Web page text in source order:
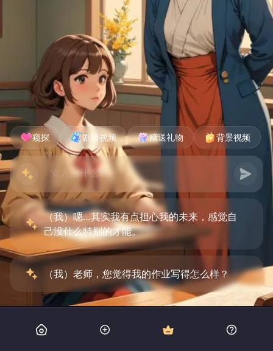
窥探 剧情视频 赠送礼物 背景视频
（我）嗯…其实我有点担心我的未来，感觉自
己没什么特别的才能。
（我）老师，您觉得我的作业写得怎么样？